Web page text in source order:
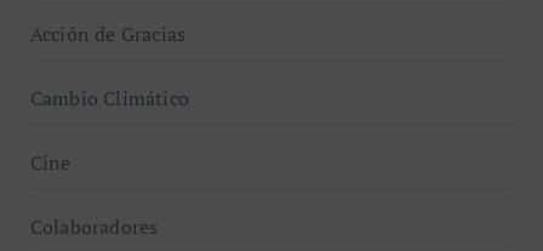
Acción de Gracias
Cambio Climático
Cine
Colaboradores